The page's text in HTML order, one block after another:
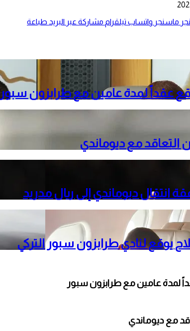
ماسنجر واتساب تيلقرام مشاركة عبر البريد طباعة
عقداً لمدة عامين مع طرابزون سبور
التعاقد مع ديوماندي
انتقال ديوماندي إلى ريال مدريد
يوقع لنادي طرابزون سبور التركي
لمدة عامين مع طرابزون سبور
مع ديوماندي